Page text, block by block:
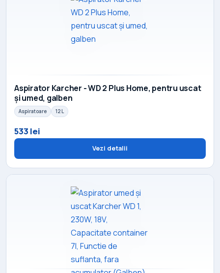
Aspirator Karcher - WD 2 Plus Home, pentru uscat
și umed, galben
Aspiratoare 12 L
533 lei
Vezi detalii